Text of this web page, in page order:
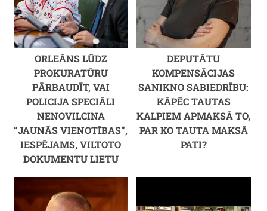
ORLEĀNS LŪDZ
PROKURATŪRU
PĀRBAUDĪT, VAI
POLICIJA SPECIĀLI
NENOVILCINA
“JAUNĀS VIENOTĪBAS”,
IESPĒJAMS, VILTOTO
DOKUMENTU LIETU
DEPUTĀTU
KOMPENSĀCIJAS
SANIKNO SABIEDRĪBU:
KĀPĒC TAUTAS
KALPIEM APMAKSĀ TO,
PAR KO TAUTA MAKSĀ
PATI?